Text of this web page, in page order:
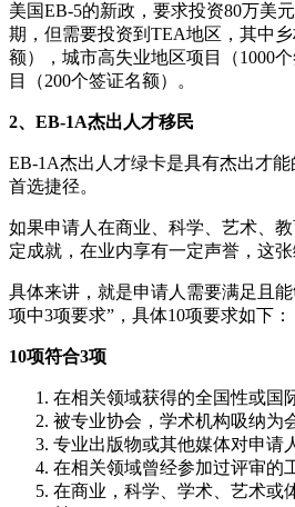
美国EB-5的新政，要求投资80万美
期，但需要投资到TEA地区，其中
额），城市高失业地区项目（1000
目（200个签证名额）。
2、EB-1A杰出人才移民
EB-1A杰出人才绿卡是具有杰出才
首选捷径。
如果申请人在商业、科学、艺术、
定成就，在业内享有一定声誉，这张
具体来讲，就是申请人需要满足且
项中3项要求”，具体10项要求如下：
10项符合3项
在相关领域获得的全国性或国
被专业协会，学术机构吸纳为
专业出版物或其他媒体对申请
在相关领域曾经参加过评审的
在商业，科学、学术、艺术或